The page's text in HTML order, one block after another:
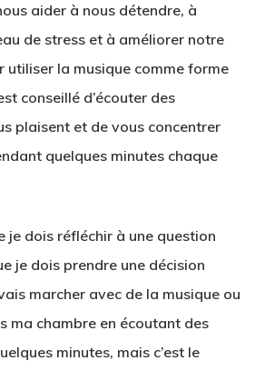
aider à nous détendre, à
de stress et à améliorer notre
utiliser la musique comme forme
conseillé d’écouter des
plaisent et de vous concentrer
quelques minutes chaque
je dois réfléchir à une question
je dois prendre une décision
marcher avec de la musique ou
ma chambre en écoutant des
minutes, mais c’est le